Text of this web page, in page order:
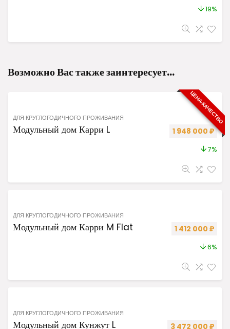
19%
Возможно Вас также заинтересует…
ЦЕНА-КАЧЕСТВО
ДЛЯ КРУГЛОГОДИЧНОГО ПРОЖИВАНИЯ
Модульный дом Карри L 1 948 000 ₽
7%
ДЛЯ КРУГЛОГОДИЧНОГО ПРОЖИВАНИЯ
Модульный дом Карри M Flat 1 412 000 ₽
6%
ДЛЯ КРУГЛОГОДИЧНОГО ПРОЖИВАНИЯ
Модульный дом Кунжут L 3 472 000 ₽